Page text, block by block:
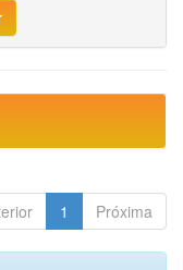
1 Próxima